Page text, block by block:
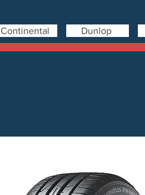
Continental Dunlop